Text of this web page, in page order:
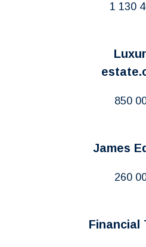
1 130
850
James
260
Financial